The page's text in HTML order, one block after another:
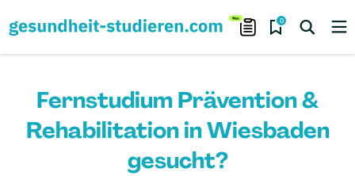
0
Fernstudium Prävention &
Rehabilitation in Wiesbaden
gesucht?